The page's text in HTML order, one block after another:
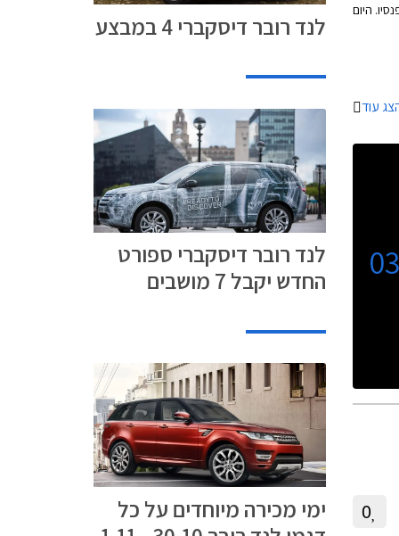
היום
עוד
0
לנד רובר דיסקברי 4 במבצע
לנד רובר דיסקברי ספורט
החדש יקבל 7 מושבים
ימי מכירה מיוחדים על כל